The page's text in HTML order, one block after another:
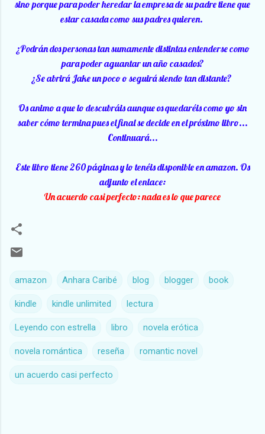
sino porque para poder heredar la empresa de su padre tiene que
estar casada como sus padres quieren.
¿Podrán dos personas tan sumamente distintas entenderse como
para poder aguantar un año casados?
¿Se abrirá Jake un poco o seguirá siendo tan distante?
Os animo a que lo descubráis aunque os quedaréis como yo sin
saber cómo termina pues el final se decide en el próximo libro...
Continuará...
Este libro tiene 260 páginas y lo tenéis disponible en amazon. Os
adjunto el enlace:
Un acuerdo casi perfecto: nada es lo que parece
amazon Anhara Caribé blog blogger book
kindle kindle unlimited lectura
Leyendo con estrella libro novela erótica
novela romántica reseña romantic novel
un acuerdo casi perfecto